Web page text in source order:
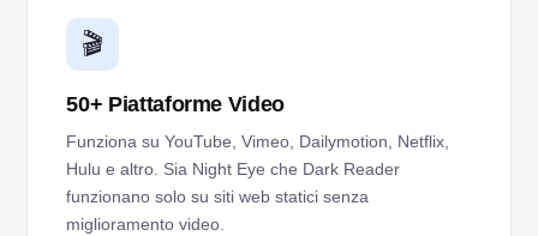
🎬
50+ Piattaforme Video
Funziona su YouTube, Vimeo, Dailymotion, Netflix,
Hulu e altro. Sia Night Eye che Dark Reader
funzionano solo su siti web statici senza
miglioramento video.